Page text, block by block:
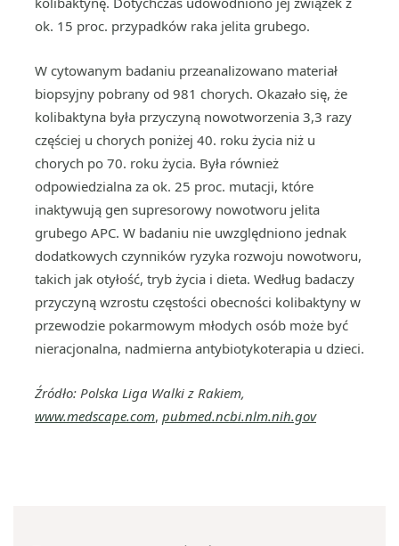
ok. 15 proc. przypadków raka jelita grubego.
W cytowanym badaniu przeanalizowano materiał
biopsyjny pobrany od 981 chorych. Okazało się, że
kolibaktyna była przyczyną nowotworzenia 3,3 razy
częściej u chorych poniżej 40. roku życia niż u
chorych po 70. roku życia. Była również
odpowiedzialna za ok. 25 proc. mutacji, które
inaktywują gen supresorowy nowotworu jelita
grubego APC. W badaniu nie uwzględniono jednak
dodatkowych czynników ryzyka rozwoju nowotworu,
takich jak otyłość, tryb życia i dieta. Według badaczy
przyczyną wzrostu częstości obecności kolibaktyny w
przewodzie pokarmowym młodych osób może być
nieracjonalna, nadmierna antybiotykoterapia u dzieci.
Źródło: Polska Liga Walki z Rakiem,
www.medscape.com, pubmed.ncbi.nlm.nih.gov